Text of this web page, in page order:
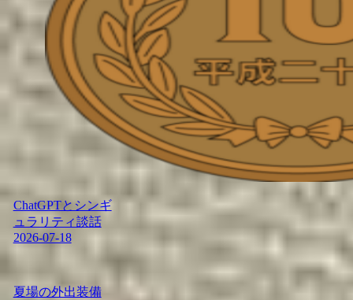
ChatGPTとシンギ
ュラリティ談話
2026-07-18
夏場の外出装備